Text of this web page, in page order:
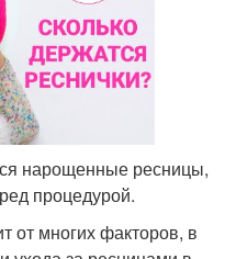
нарощенные ресницы,
процедурой.
от многих факторов, в